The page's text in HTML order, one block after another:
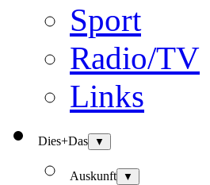
Sport
Radio/TV
Links
Dies+Das ▼
Auskunft ▼